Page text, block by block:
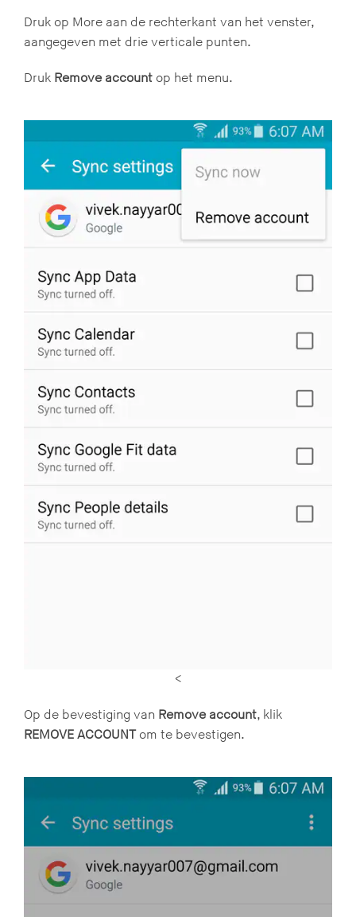
Druk op More aan de rechterkant van het venster,
aangegeven met drie verticale punten.
Druk Remove account op het menu.
<
Op de bevestiging van Remove account, klik
REMOVE ACCOUNTom te bevestigen.